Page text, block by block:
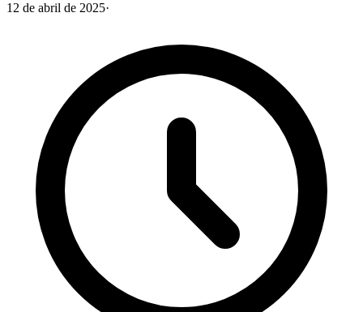
12 de abril de 2025·